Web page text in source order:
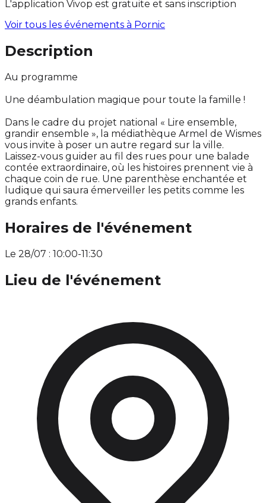
L'application Vivop est gratuite et sans inscription
Voir tous les événements à Pornic
Description
Au programme
Une déambulation magique pour toute la famille !
Dans le cadre du projet national « Lire ensemble,
grandir ensemble », la médiathèque Armel de Wismes
vous invite à poser un autre regard sur la ville.
Laissez-vous guider au fil des rues pour une balade
contée extraordinaire, où les histoires prennent vie à
chaque coin de rue. Une parenthèse enchantée et
ludique qui saura émerveiller les petits comme les
grands enfants.
Horaires de l'événement
Le 28/07 : 10:00-11:30
Lieu de l'événement